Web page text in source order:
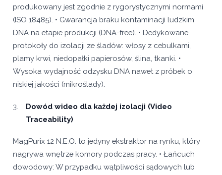
produkowany jest zgodnie z rygorystycznymi normami
(ISO 18485). • Gwarancja braku kontaminacji ludzkim
DNA na etapie produkcji (DNA-free). • Dedykowane
protokoły do izolacji ze śladów: włosy z cebulkami,
plamy krwi, niedopałki papierosów, ślina, tkanki. •
Wysoka wydajność odzysku DNA nawet z próbek o
niskiej jakości (mikroślady).
Dowód wideo dla każdej izolacji (Video
Traceability)
MagPurix 12 N.E.O. to jedyny ekstraktor na rynku, który
nagrywa wnętrze komory podczas pracy. • Łańcuch
dowodowy: W przypadku wątpliwości sądowych lub